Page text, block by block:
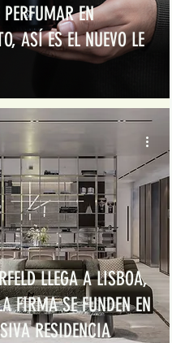
EN
ASÍ ES EL NUEVO LE
LLEGA A LISBOA,
FIRMA SE FUNDEN EN
RESIDENCIA